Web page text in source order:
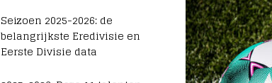
Seizoen 2025-2026: de
belangrijkste Eredivisie en
Eerste Divisie data